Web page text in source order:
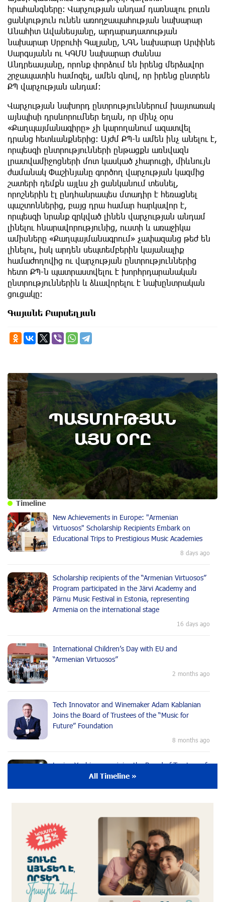
հրահանգները։ Վարչության անդամ դառնալու բուռն
ցանկություն ունեն առողջապահության նախարար
Անահիտ Ավանեսյանը, արդարադատության
նախարար Սրբուհի Գալյանը, ՆԳՆ նախարար Արփինե
Սարգսյանն ու ԿԳՄՍ նախարար Ժաննա
Անդրեասյանը, որոնք փորձում են իրենց մերձավոր
շրջապատին համոզել, ամեն գնով, որ իրենց ընտրեն
ՔՊ վարչության անդամ։
Վարչության նախորդ ընտրություններում խայտառակ
այնպիսի դրսևորումներ եղան, որ մինչ օրս
«Քաղպայմանագիրը» չի կարողանում ազատվել
դրանց հետևանքներից։ Այժմ ՔՊ-ն ամեն ինչ անելու է,
որպեսզի ընտրությունների ընթացքն առնվազն
լրատվամիջոցների մոտ կասկած չհարուցի, միևնույն
ժամանակ Փաշինյանը գործող վարչության կազմից
շատերի դեմքն այլևս չի ցանկանում տեսնել,
որոշներին էլ ընդհանրապես մտադիր է հեռացնել
պաշտոններից, բայց դրա համար հարկավոր է,
որպեսզի նրանք զրկված լինեն վարչության անդամ
լինելու հնարավորությունից, ուստի և առաջիկա
ամիսները «Քաղպայմանագրում» չափազանց թեժ են
լինելու, իսկ արդեն սեպտեմբերին կայանալիք
համաժողովից ու վարչության ընտրություններից
հետո ՔՊ-ն պատրաստվելու է խորհրդարանական
ընտրություններին և ձևավորելու է նախընտրական
ցուցակը։
Գայանե Բարսեղյան
ՊԱՏՄՈՒԹՅԱՆ
ԱՅՍ ՕՐԸ
Timeline
New Achievements in Europe: "Armenian
Virtuosos" Scholarship Recipients Embark on
Educational Trips to Prestigious Music Academies
8 days ago
Scholarship recipients of the “Armenian Virtuosos”
Program participated in the Järvi Academy and
Pärnu Music Festival in Estonia, representing
Armenia on the international stage
16 days ago
International Children’s Day with EU and
“Armenian Virtuosos”
2 months ago
Tech Innovator and Winemaker Adam Kablanian
Joins the Board of Trustees of the “Music for
Future” Foundation
8 months ago
Lusine Yeghiazaryan joins the Board of Trustees of
the Music for the Future Foundation
9 months ago
Young Musician from the “Born in Artsakh”
Program, Arsen Safaryan, Performed at the
Anniversary Concert of the “Artis Futura”
Foundation with the Moscow “Russian
Philharmonia” Symphony Orchestra
9 months ago
All Timeline »